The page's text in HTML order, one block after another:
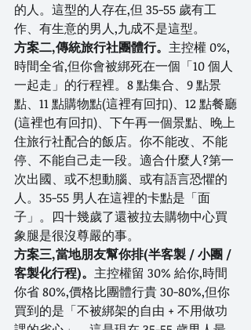
的人。這型的人存在,但 35-55 歲有工
作、有生意的男人,九成不是這型。
方案二,傳統旅行社團體行。 主控權 0%,
時間全省,但你會被綁死在一個「10 個人
一起走」的行程裡。8 點集合、9 點景
點、11 點購物點(這裡有回扣)、12 點餐廳
(這裡也有回扣)、下午再一個景點、晚上
住旅行社配合的飯店。你不能改、不能
停、不能自己走一段。適合什麼人?第一
次出國、或不想動腦、或有語言恐懼的
人。35-55 男人在這裡的卡點是「面
子」。四十幾歲了還被拉去購物中心買
象腿是很沒尊嚴的事。
方案三,當地朋友幫你排(半客製 / 小團 /
客製化行程)。 主控權留 30% 給你,時間
你省 80%,價格比團體行貴 30-80%,但你
買到的是「不被綁架的自由 + 不用做功